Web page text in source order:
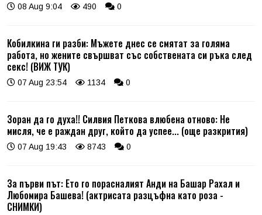
08 Aug 9:04 490 0
Кобилкина ги разби: Мъжете днес се смятат за голяма
работа, но жените свършват със собствената си ръка след
секс! (ВИЖ ТУК)
07 Aug 23:54 1134 0
Зоран да го духа!! Силвия Петкова влюбена отново: Не
мисля, че е раждан друг, който да успее... (още разкрития)
07 Aug 19:43 8743 0
За първи път: Ето го порасналият Анди на Башар Рахал и
Любомира Башева! (актрисата разцъфна като роза -
СНИМКИ)